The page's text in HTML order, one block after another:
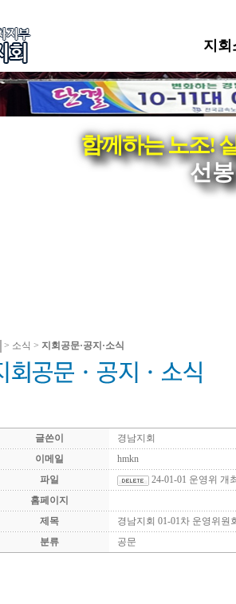
지회
함께하는 노조!
선
> 소식 > 지회공문·공지·소식
글쓴이 경남지회
이메일
hmkn
파일
24-01-01 운영위 개
홈페이지
제목
경남지회 01-01차 운영위원
분류
공문